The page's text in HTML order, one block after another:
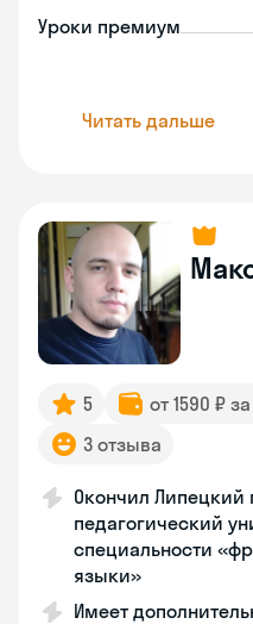
Уроки премиум
Читать дальше
5 от 1590 ₽
3 отзыва
Окончил Липецкий
педагогический
специальности
языки»
Имеет